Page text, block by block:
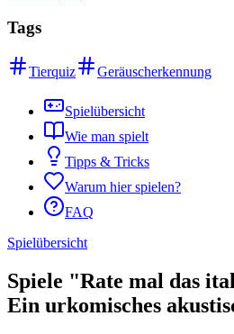
Tags
Tierquiz Geräuscherkennung
Spielübersicht
Wie man spielt
Tipps & Tricks
Warum hier spielen?
FAQ
Spielübersicht
Spiele "Rate mal das
Ein urkomisches